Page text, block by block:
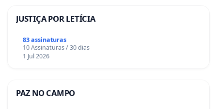
JUSTIÇA POR LETÍCIA
83 assinaturas
10 Assinaturas / 30 dias
1 Jul 2026
PAZ NO CAMPO